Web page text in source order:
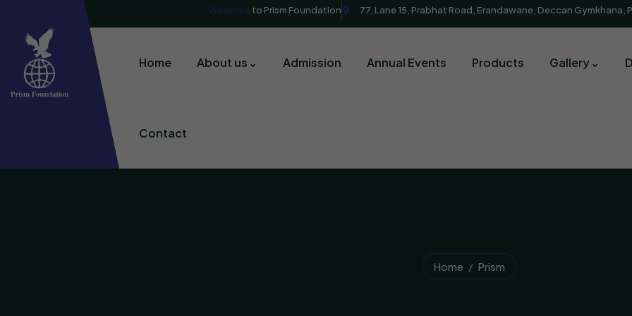
Welcome to Prism Foundation 77, Lane 15, Prabhat Road, Erandawane, Deccan Gymkhana,
Home About us Admission Annual Events Products Gallery
Contact
Home Prism